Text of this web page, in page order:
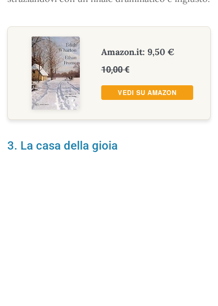
Amazon.it: 9,50 €
10,00 €
VEDI SU AMAZON
3. La casa della gioia